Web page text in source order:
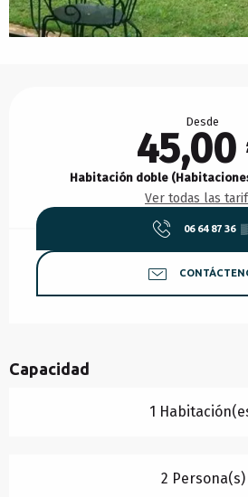
Desde
45,00
Habitación doble
Ver todas las
06 64 87 36
Capacidad
1
2 Persona(s)